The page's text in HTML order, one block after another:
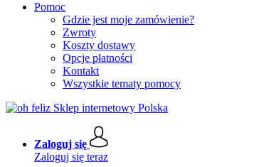
Pomoc
Gdzie jest moje zamówienie?
Zwroty
Koszty dostawy
Opcje płatności
Kontakt
Wszystkie tematy pomocy
Zaloguj się
Zaloguj się teraz